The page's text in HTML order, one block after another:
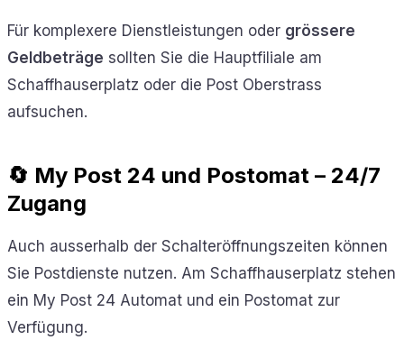
Für komplexere Dienstleistungen oder grössere
Geldbeträge sollten Sie die Hauptfiliale am
Schaffhauserplatz oder die Post Oberstrass
aufsuchen.
🔄 My Post 24 und Postomat – 24/7
Zugang
Auch ausserhalb der Schalteröffnungszeiten können
Sie Postdienste nutzen. Am Schaffhauserplatz stehen
ein My Post 24 Automat und ein Postomat zur
Verfügung.